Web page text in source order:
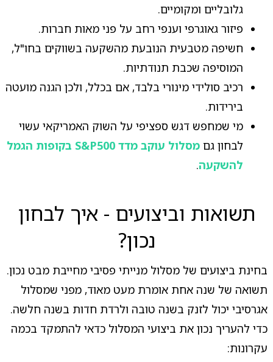
גלובליים ומקומיים.
פיזור גאוגרפי וענפי רחב על פני מאות חברות.
חשיפה מטבעית הנובעת מהשקעה בשווקים בחו"ל,
המוסיפה שכבת תנודתיות.
רכיב סולידי מינורי בלבד, אם בכלל, ולכן הגנה מועטה
בירידות.
מי שמחפש דגש ספציפי על השוק האמריקאי עשוי
לבחון גם
מסלול עוקב מדד S&P500 בקופות הגמל
להשקעה.
תשואות וביצועים - איך לבחון
נכון?
בחינת ביצועים של מסלול מנייתי פסיבי מחייבת מבט נכון.
תשואה של שנה אחת אומרת מעט מאוד, מפני שמסלול
אגרסיבי יכול לזנק בשנה טובה ולרדת חדות בשנה חלשה.
כדי להעריך נכון את ביצועי המסלול כדאי להתמקד בכמה
עקרונות: